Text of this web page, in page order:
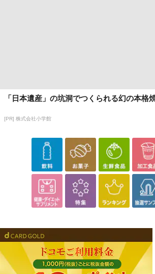
「日本遺産」の坑洞でつくられる幻の本格
[PR] 株式会社小学館